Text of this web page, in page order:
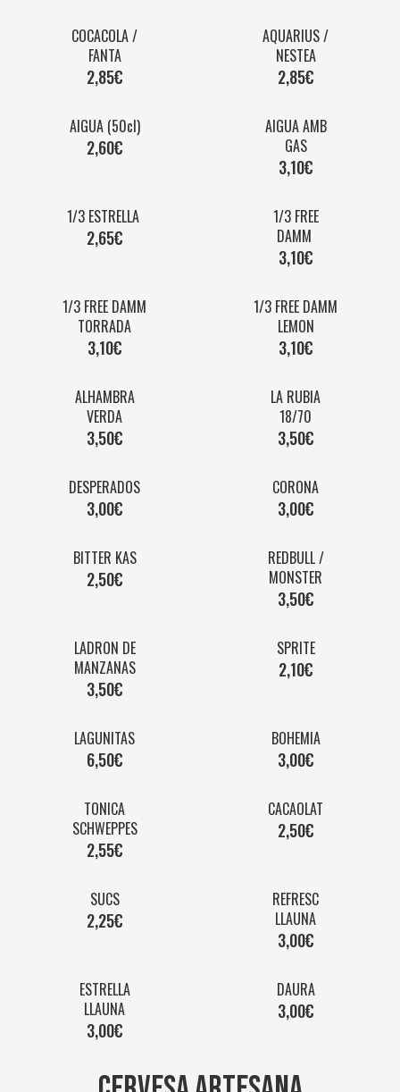
COCACOLA /
FANTA
2,85€
AQUARIUS /
NESTEA
2,85€
AIGUA (50cl)
2,60€
AIGUA AMB
GAS
3,10€
1/3 ESTRELLA
2,65€
1/3 FREE
DAMM
3,10€
1/3 FREE DAMM
TORRADA
3,10€
1/3 FREE DAMM
LEMON
3,10€
ALHAMBRA
VERDA
3,50€
LA RUBIA
18/70
3,50€
DESPERADOS
3,00€
CORONA
3,00€
BITTER KAS
2,50€
REDBULL /
MONSTER
3,50€
LADRON DE
MANZANAS
3,50€
SPRITE
2,10€
LAGUNITAS
6,50€
BOHEMIA
3,00€
TONICA
SCHWEPPES
2,55€
CACAOLAT
2,50€
SUCS
2,25€
REFRESC
LLAUNA
3,00€
ESTRELLA
LLAUNA
3,00€
DAURA
3,00€